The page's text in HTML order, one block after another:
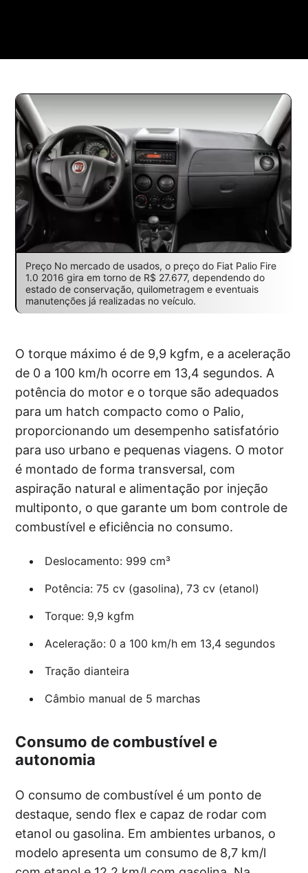
Preço No mercado de usados, o preço do Fiat Palio Fire
1.0 2016 gira em torno de R$ 27.677, dependendo do
estado de conservação, quilometragem e eventuais
manutenções já realizadas no veículo.
O torque máximo é de 9,9 kgfm, e a aceleração
de 0 a 100 km/h ocorre em 13,4 segundos. A
potência do motor e o torque são adequados
para um hatch compacto como o Palio,
proporcionando um desempenho satisfatório
para uso urbano e pequenas viagens. O motor
é montado de forma transversal, com
aspiração natural e alimentação por injeção
multiponto, o que garante um bom controle de
combustível e eficiência no consumo.
Deslocamento: 999 cm³
Potência: 75 cv (gasolina), 73 cv (etanol)
Torque: 9,9 kgfm
Aceleração: 0 a 100 km/h em 13,4 segundos
Tração dianteira
Câmbio manual de 5 marchas
Consumo de combustível e
autonomia
O consumo de combustível é um ponto de
destaque, sendo flex e capaz de rodar com
etanol ou gasolina. Em ambientes urbanos, o
modelo apresenta um consumo de 8,7 km/l